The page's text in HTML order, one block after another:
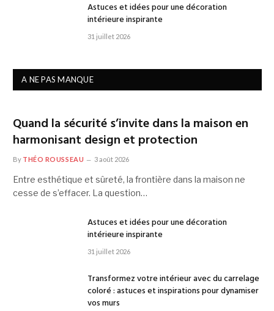
Astuces et idées pour une décoration
intérieure inspirante
31 juillet 2026
A NE PAS MANQUE
Quand la sécurité s’invite dans la maison en
harmonisant design et protection
By THÉO ROUSSEAU 3 août 2026
Entre esthétique et sûreté, la frontière dans la maison ne
cesse de s’effacer. La question…
Astuces et idées pour une décoration
intérieure inspirante
31 juillet 2026
Transformez votre intérieur avec du carrelage
coloré : astuces et inspirations pour dynamiser
vos murs